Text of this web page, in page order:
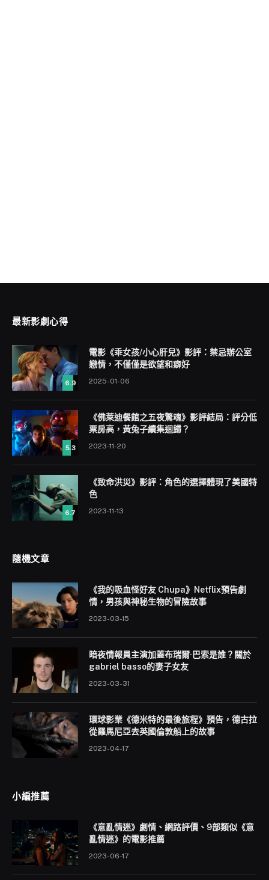
最新影劇心得
6.9
電影《乖女孩/小心肝兒》影評：禁忌辦公室
戀情，不僅僅是欲望和癖好
2025-01-06
5.3
《佛萊迪餐館之五夜驚魂》影評結局：評分低
票房高，黃兔子續集迴歸？
2023-11-20
6.7
《致命洪災》影評：角色的選擇體現了美國特
色
2023-11-13
隨機文章
《我的吸血怪好友 Chupa》Netflix預告劇
情，男孩與神秘生物的冒險故事
2023-03-15
暗夜情報員主演加蓋布瑞爾·巴索是誰？關於
gabriel basso的妻子女友
2023-03-31
環球影業《德米特的最後旅程》預告，德古拉
從羅馬尼亞去英國倫敦船上的故事
2023-04-17
小編推薦
《意亂情迷》劇情、網路評價、9部類似《意
亂情迷》的電影推薦
2023-06-17